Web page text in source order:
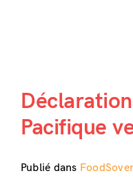
Pacifique
Publié dans